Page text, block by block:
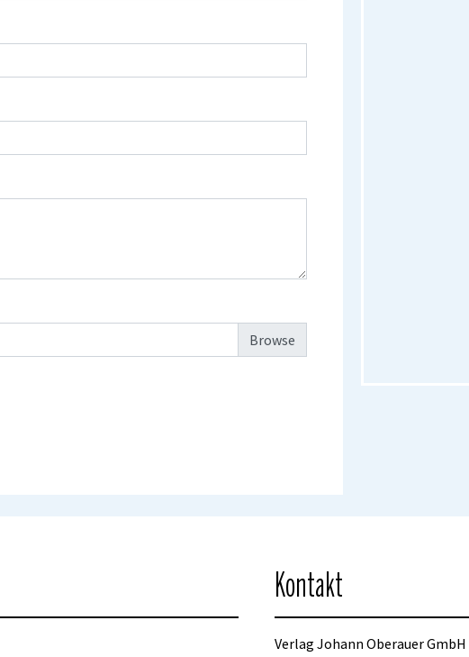
Kontakt
Verlag Johann Oberauer GmbH